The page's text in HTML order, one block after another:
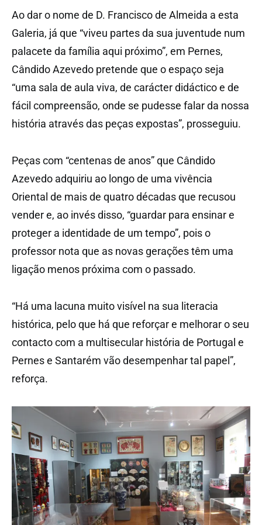
Ao dar o nome de D. Francisco de Almeida a esta
Galeria, já que “viveu partes da sua juventude num
palacete da família aqui próximo”, em Pernes,
Cândido Azevedo pretende que o espaço seja
“uma sala de aula viva, de carácter didáctico e de
fácil compreensão, onde se pudesse falar da nossa
história através das peças expostas”, prosseguiu.
Peças com “centenas de anos” que Cândido
Azevedo adquiriu ao longo de uma vivência
Oriental de mais de quatro décadas que recusou
vender e, ao invés disso, “guardar para ensinar e
proteger a identidade de um tempo”, pois o
professor nota que as novas gerações têm uma
ligação menos próxima com o passado.
“Há uma lacuna muito visível na sua literacia
histórica, pelo que há que reforçar e melhorar o seu
contacto com a multisecular história de Portugal e
Pernes e Santarém vão desempenhar tal papel”,
reforça.